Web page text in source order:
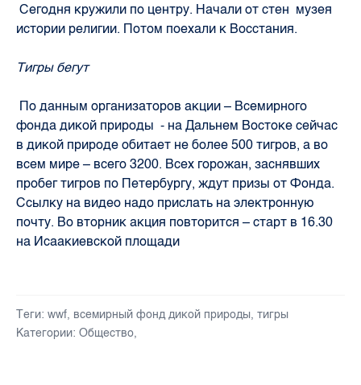
Сегодня кружили по центру. Начали от стен музея
истории религии. Потом поехали к Восстания.
Тигры бегут
По данным организаторов акции – Всемирного
фонда дикой природы - на Дальнем Востоке сейчас
в дикой природе обитает не более 500 тигров, а во
всем мире – всего 3200. Всех горожан, заснявших
пробег тигров по Петербургу, ждут призы от Фонда.
Ссылку на видео надо прислать на электронную
почту. Во вторник акция повторится – старт в 16.30
на Исаакиевской площади
Теги: wwf, всемирный фонд дикой природы, тигры
Категории: Общество,